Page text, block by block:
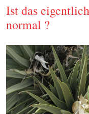
Ist das
normal ?